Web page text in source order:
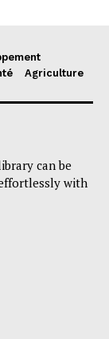
Agriculture
can be
with